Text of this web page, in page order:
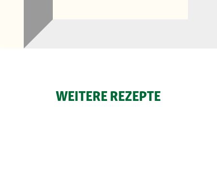
WEITERE REZEPTE